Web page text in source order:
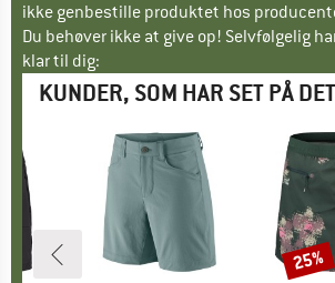
ikke genbestille produktet hos
Du behøver ikke at give op! Selvfølgelig
klar til dig:
KUNDER, SOM HAR SET PÅ
Rabat
25%